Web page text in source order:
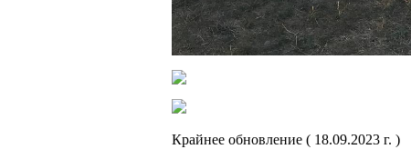
Крайнее обновление ( 18.09.2023 г. )